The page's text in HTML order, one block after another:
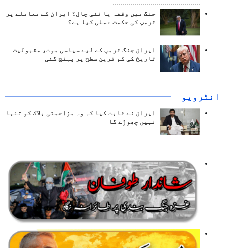
جنگ میں وقفہ یا نئی چال؟ ایران کے معاملے پر
ٹرمپ کی حکمت عملی کیا ہے؟
ایران جنگ ٹرمپ کے لیے سیاسی موت، مقبولیت
تاریخ کی کم ترین سطح پر پہنچ گئی
انٹرويو
ایران نے ثابت کیا کہ وہ مزاحمتی بلاک کو تنہا
نہیں چھوڑے گا